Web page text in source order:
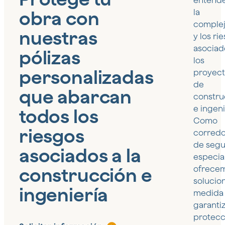
obra con
nuestras
pólizas
personalizadas
que abarcan
todos los
riesgos
asociados a la
construcción e
ingeniería
la
y los
los
de
e
Como
de